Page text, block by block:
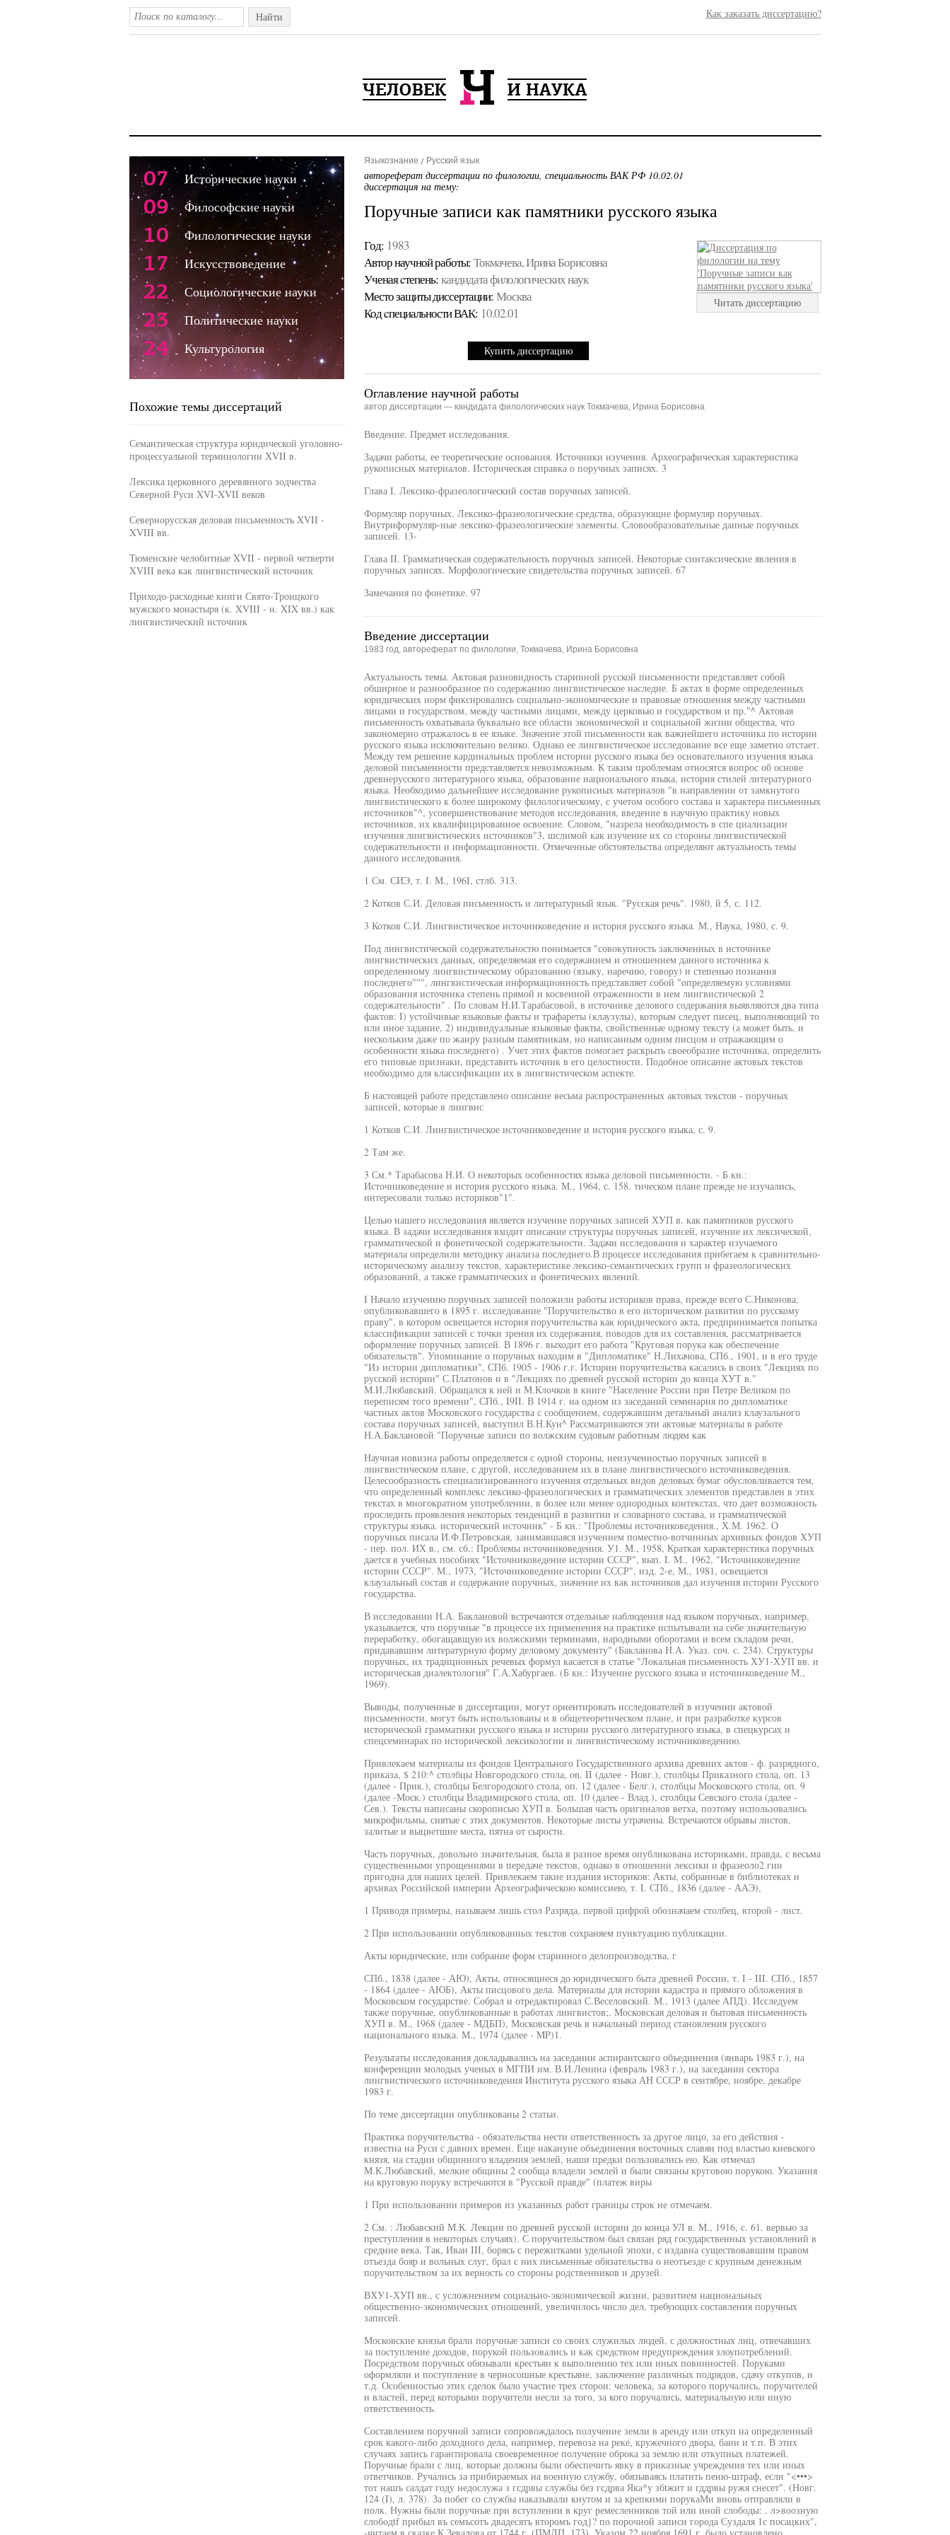
Найти Как заказать диссертацию?
Языкознание Русский язык
автореферат диссертации по филологии, специальность ВАК РФ 10.02.01
диссертация на тему:
Поручные записи как памятники русского языка
Год: 1983
Автор научной работы: Токмачева, Ирина Борисовна
Ученая cтепень: кандидата филологических наук
Место защиты диссертации: Москва
Код cпециальности ВАК: 10.02.01
Купить диссертацию
Читать диссертацию
Оглавление научной работы
автор диссертации — кандидата филологических наук Токмачева, Ирина Борисовна
Введение. Предмет исследования.
Задачи работы, ее теоретические основания. Источники изучения. Археографическая характеристика
рукописных материалов. Историческая справка о поручных записях. 3
Глава I. Лексико-фразеологический состав поручных записей.
Формуляр поручных. Лексико-фразеологические средства, образующие формуляр поручных.
Внутриформуляр-ные лексико-фразеологические элементы. Словообразовательные данные поручных
записей. 13-
Глава II. Грамматическая содержательность поручных записей. Некоторые синтаксические явления в
поручных записях. Морфологические свидетельства поручных записей. 67
Замечания по фонетике. 97
Введение диссертации
1983 год, автореферат по филологии, Токмачева, Ирина Борисовна
Актуальность темы. Актовая разновидность старинной русской письменности представляет собой
обширное и разнообразное по содержанию лингвистическое наследие. Б актах в форме определенных
юридических норм фиксировались социально-экономические и правовые отношения между частными
лицами и государством, между частными лицами, между церковью и государством и пр."^ Актовая
письменность охватывала буквально все области экономической и социальной жизни общества, что
закономерно отражалось в ее языке. Значение этой письменности как важнейшего источника по истории
русского языка исключительно велико. Однако ее лингвистическое исследование все еще заметно отстает.
Между тем решение кардинальных проблем истории русского языка без основательного изучения языка
деловой письменности представляется невозможным. К таким проблемам относятся вопрос об основе
древнерусского литературного языка, образование национального языка, история стилей литературного
языка. Необходимо дальнейшее исследование рукописных материалов "в направлении от замкнутого
лингвистического к более широкому филологическому, с учетом особого состава и характера письменных
источников"^, усовершенствование методов исследования, введение в научную практику новых
источников, их квалифицированное освоение. Словом, "назрела необходимость в спе циализации
изучения лингвистических источников"3, шслимой как изучение их со стороны лингвистической
содержательности и информационности. Отмеченные обстоятельства определяют актуальность темы
данного исследования.
1 См. СИЭ, т. I. М., 196I, стлб. 313.
2 Котков С.И. Деловая письменность и литературный язык. "Русская речь". 1980, й 5, с. 112.
3 Котков С.И. Лингвистическое источниковедение и история русского языка. М., Наука, 1980, с. 9.
Под лингвистической содержательностю понимается "совокупность заключенных в источнике
лингвистических данных, определяемая его содержанием и отношением данного источника к
определенному лингвистическому образованию (языку, наречию, говору) и степенью познания
последнего"''", лингвистическая информационность представляет собой "определяемую условиями
образования источника степень прямой и косвенной отраженности в нем лингвистической 2
содержательности" . По словам Н.И.Тарабасовой, в источнике делового содержания выявляются два типа
фактов: I) устойчивые языковые факты и трафареты (клаузулы), которым следует писец, выполняющий то
или иное задание, 2) индивидуальные языковые факты, свойственные одному тексту (а может быть, и
нескольким даже по жанру разным памятникам, но написанным одним писцом и отражающим о
особенности языка последнего) . Учет этих фактов помогает раскрыть своеобразие источника, определить
его типовые признаки, представить источник в его целостности. Подобное описание актовых текстов
необходимо для классификации их в лингвистическом аспекте.
Б настоящей работе представлено описание весьма распространенных актовых текстов - поручных
записей, которые в лингвис
1 Котков С.И. Лингвистическое источниковедение и история русского языка, с. 9.
2 Там же.
3 См.* Тарабасова Н.И. О некоторых особенностях языка деловой письменности. - Б кн.:
Источниковедение и история русского языка. М., 1964, с. 158. тическом плане прежде не изучались,
интересовали только историков"1".
Целью нашего исследования является изучение поручных записей ХУП в. как памятников русского
языка. В задачи исследования входит описание структуры поручных записей, изучение их лексической,
грамматической и фонетической содержательности. Задачи исследования и характер изучаемого
материала определили методику анализа последнего.В процессе исследования прибегаем к сравнительно-
историческому анализу текстов, характеристике лексико-семантических групп и фразеологических
образований, а также грамматических и фонетических явлений.
I Начало изучению поручных записей положили работы историков права, прежде всего С.Никонова,
опубликовавшего в 1895 г. исследование "Поручительство в его историческом развитии по русскому
праву", в котором освещается история поручительства как юридического акта, предпринимается попытка
классификации записей с точки зрения их содержания, поводов для их составления, рассматривается
оформление поручных записей. В 1896 г. выходит его работа "Круговая порука как обеспечение
обязательств". Упоминание о поручных находим в "Дипломатике" Н.Лихачова, СПб., 1901, и в его труде
"Из истории дипломатики", СПб. 1905 - 1906 г.г. Истории поручительства касались в своих "Лекциях по
русской истории" С.Платонов и в "Лекциях по древней русской истории до конца ХУТ в."
М.И.Любавский. Обращался к ней и М.Клочков в книге "Население России при Петре Великом по
переписям того времени", СПб., I9II. В 1914 г. на одном из заседаний семинария по дипломатике
частных актов Московского государства с сообщением, содержавшим детальный анализ клаузального
состава поручных записей, выступил В.Н.Кун^ Рассматриваются эти актовые материалы в работе
Н.А.Баклановой "Поручные записи по волжским судовым работным людям как
Научная новизна работы определяется с одной стороны, неизученностью поручных записей в
лингвистическом плане, с другой, исследованием их в плане лингвистического источниковедения.
Целесообразность специализированного изучения отдельных видов деловых бумаг обусловливается тем,
что определенный комплекс лексико-фразеологических и грамматических элементов представлен в этих
текстах в многократном употреблении, в более или менее однородных контекстах, что дает возможность
проследить проявления некоторых тенденций в развитии и словарного состава, и грамматической
структуры языка. исторический источник" - Б кн.: "Проблемы источниковедения., Х.М. 1962. О
поручных писала И.Ф.Петровская, занимавшаяся изучением поместно-вотчинных архивных фондов ХУП
- пер. пол. ИХ в., см. сб.: Проблемы источниковедения. У1. М., 1958, Краткая характеристика поручных
дается в учебных пособиях "Источниковедение истории СССР", вып. I. М., 1962, "Источниковедение
истории СССР". М., 1973, "Источниковедение истории СССР", изд. 2-е, М., 1981, освещается
клаузальный состав и содержание поручных, значение их как источников дал изучения истории Русского
государства.
В исследовании Н.А. Баклановой встречаются отдельные наблюдения над языком поручных, например,
указывается, что поручные "в процессе их применения на практике испытывали на себе значительную
переработку, обогащавщую их волжскими терминами, народными оборотами и всем складом речи,
придававшим литературную форму деловому документу" (Бакланова Н.А. Указ. соч. с. 234). Структуры
поручных, их традиционных речевых формул касается в статье "Локальная письменность ХУ1-ХУП вв. и
историческая диалектология" Г.А.Хабургаев. (Б кн.: Изучение русского языка и источниковедение М.,
1969).
Выводы, полученные в диссертации, могут ориентировать исследователей в изучении актовой
письменности, могут быть использованы и в общетеоретическом плане, и при разработке курсов
исторической грамматики русского языка и истории русского литературного языка, в спецкурсах и
спецсеминарах по исторической лексикологии и лингвистическому источниковедению.
Привлекаем материалы из фондов Центрального Государственного архива древних актов - ф. разрядного,
приказа, $ 210:^ столбцы Новгородского стола, on. II (далее - Новг.), столбцы Приказного стола, оп. 13
(далее - Прик.), столбцы Белгородского стола, оп. 12 (далее - Белг.), столбцы Московского стола, оп. 9
(далее -Моск.) столбцы Владимирского стола, оп. 10 (далее - Влад.), столбцы Севского стола (далее -
Сев.). Тексты написаны скорописью ХУП в. Большая часть оригиналов ветха, поэтому использовались
микрофильмы, снятые с этих документов. Некоторые листы утрачены. Встречаются обрывы листов,
залитые и выцветшие места, пятна от сырости.
Часть поручных, довольно значительная, была в разное время опубликована историками, правда, с весьма
существенными упрощениями в передаче текстов, однако в отношении лексики и фразеоло2 гии
пригодна для наших целей. Привлекаем такие издания историков: Акты, собранные в библиотеках и
архивах Российской империи Археографическою комиссиею, т. I. СПб., 1836 (далее - ААЭ),
1 Приводя примеры, называем лишь стол Разряда, первой цифрой обозначаем столбец, второй - лист.
2 При использовании опубликованных текстов сохраняем пунктуацию публикации.
Акты юридические, или собрание форм старинного делопроизводства, г
СПб., 1838 (далее - АЮ), Акты, относящиеся до юридического быта древней России, т. I - III. СПб., 1857
- 1864 (далее - АЮБ), Акты писцового дела. Материалы для истории кадастра и прямого обложения в
Московском государстве. Собрал и отредактировал С.Веселовский. М., 1913 (далее АПД). Исследуем
также поручные, опубликованные в работах лингвистов;. Московская деловая и бытовая письменность
ХУП в. М., 1968 (далее - МДБП), Московская речь в начальный период становления русского
национального языка. М., 1974 (далее - MP)1.
Результаты исследования докладывались на заседании аспирантского объединения (январь 1983 г.), на
конференции молодых ученых в МГПИ им. В.И.Ленина (февраль 1983 г.), на заседании сектора
лингвистического источниковедения Института русского языка АН СССР в сентябре, ноябре, декабре
1983 г.
По теме диссертации опубликованы 2 статьи.
Практика поручительства - обязательства нести ответственность за другое лицо, за его действия -
известна на Руси с давних времен. Еще накануне объединения восточных славян под властью киевского
князя, на стадии общинного владения землей, наши предки пользовались ею. Как отмечал
М.К.Любавский, мелкие общины 2 сообща владели землей и были связаны круговою порукою. Указания
на круговую поруку встречаются в "Русской правде" (платеж виры
1 При использовании примеров из указанных работ границы строк не отмечаем.
2 См. : Любавский М.К. Лекции по древней русской истории до конца УЛ в. М., 1916, с. 61. вервью за
преступления в некоторых случаях). С поручительством был связан ряд государственных установлений в
средние века. Так, Иван III, борясь с пережитками удельной эпохи, с издавна существовавшим правом
отъезда бояр и вольных слуг, брал с них письменные обязательства о неотъезде с крупным денежным
поручительством за их верность со стороны родственников и друзей.
ВХУ1-ХУП вв., с усложнением социально-экономической жизни, развитием национальных
общественно-экономических отношений, увеличилось число дел, требующих составления поручных
записей.
Московские князья брали поручные записи со своих служилых людей, с должностных лиц, отвечавших
за поступление доходов, порукой пользовались и как средством предупреждения злоупотреблений.
Посредством поручных обязывали крестьян к выполнению тех или иных повинностей. Поруками
оформляли и поступление в черносошные крестьяне, заключение различных подрядов, сдачу откупов, и
т.д. Особенностью этих сделок было участие трех сторон: человека, за которого поручались, поручителей
и властей, перед которыми поручители несли за того, за кого поручались, материальную или иную
ответственность.
Составлением поручной записи сопровождалось получение земли в аренду или откуп на определенный
срок какого-либо доходного дела, например, перевоза на реке, кружечного двора, бани и т.п. В этих
случаях запись гарантировала своевременное получение оброка за землю или откупных платежей.
Поручные брали с лиц, которые должны были обеспечить явку в приказные учреждения тех или иных
ответчиков. Ручались за прибираемых на военную службу, обязываясь платить пеню-штраф, если "<•••>
тот нашъ салдат году недослужа з гсдрвы службы без гсдрва Яка*у збtжит и гддрвы ружя снесет". (Новг.
124 (I), л. 378). За побег со службы наказывали кнутом и за крепкими порукаМи вновь отправляли в
полк. Нужны были поручные при вступлении в круг ремесленников той или иной слободы: . л>воозную
слободtf прибыл въ семъсотъ двадесятъ второмъ год}? по порочной записи города Суздаля 1с посацких",
07 Исторические науки
09 Философские науки
10 Филологические науки
17 Искусствоведение
22 Социологические науки
23 Политические науки
24 Культурология
Похожие темы диссертаций
Семантическая структура юридической уголовно-
процессуальной терминологии XVII в.
Лексика церковного деревянного зодчества
Северной Руси XVI-XVII веков
Севернорусская деловая письменность XVII -
XVIII вв.
Тюменские челобитные XVII - первой четверти
XVIII века как лингвистический источник
Приходо-расходные книги Свято-Троицкого
мужского монастыря (к. XVIII - н. XIX вв.) как
лингвистический источник